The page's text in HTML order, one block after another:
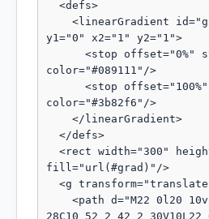
y1="0" x2="1" y2="1">
color="#089111"/>
color="#3b82f6"/>
fill="url(#grad)"/>
28C10 52 2 42 2 30V10L22